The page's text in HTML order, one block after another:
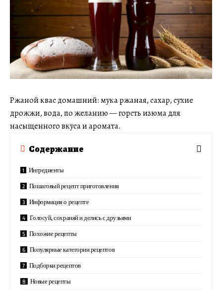
Ржаной квас домашний: мука ржаная, сахар, сухие
дрожжи, вода, по желанию — горсть изюма для
насыщенного вкуса и аромата.
Содержание
Ингредиенты
Пошаговый рецепт приготовления
Информация о рецепте
Голосуй, сохраняй и делись с друзьями
Похожие рецепты
Популярные категории рецептов
Подборки рецептов
Новые рецепты